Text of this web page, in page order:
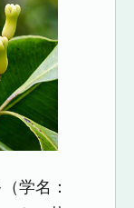
学名：